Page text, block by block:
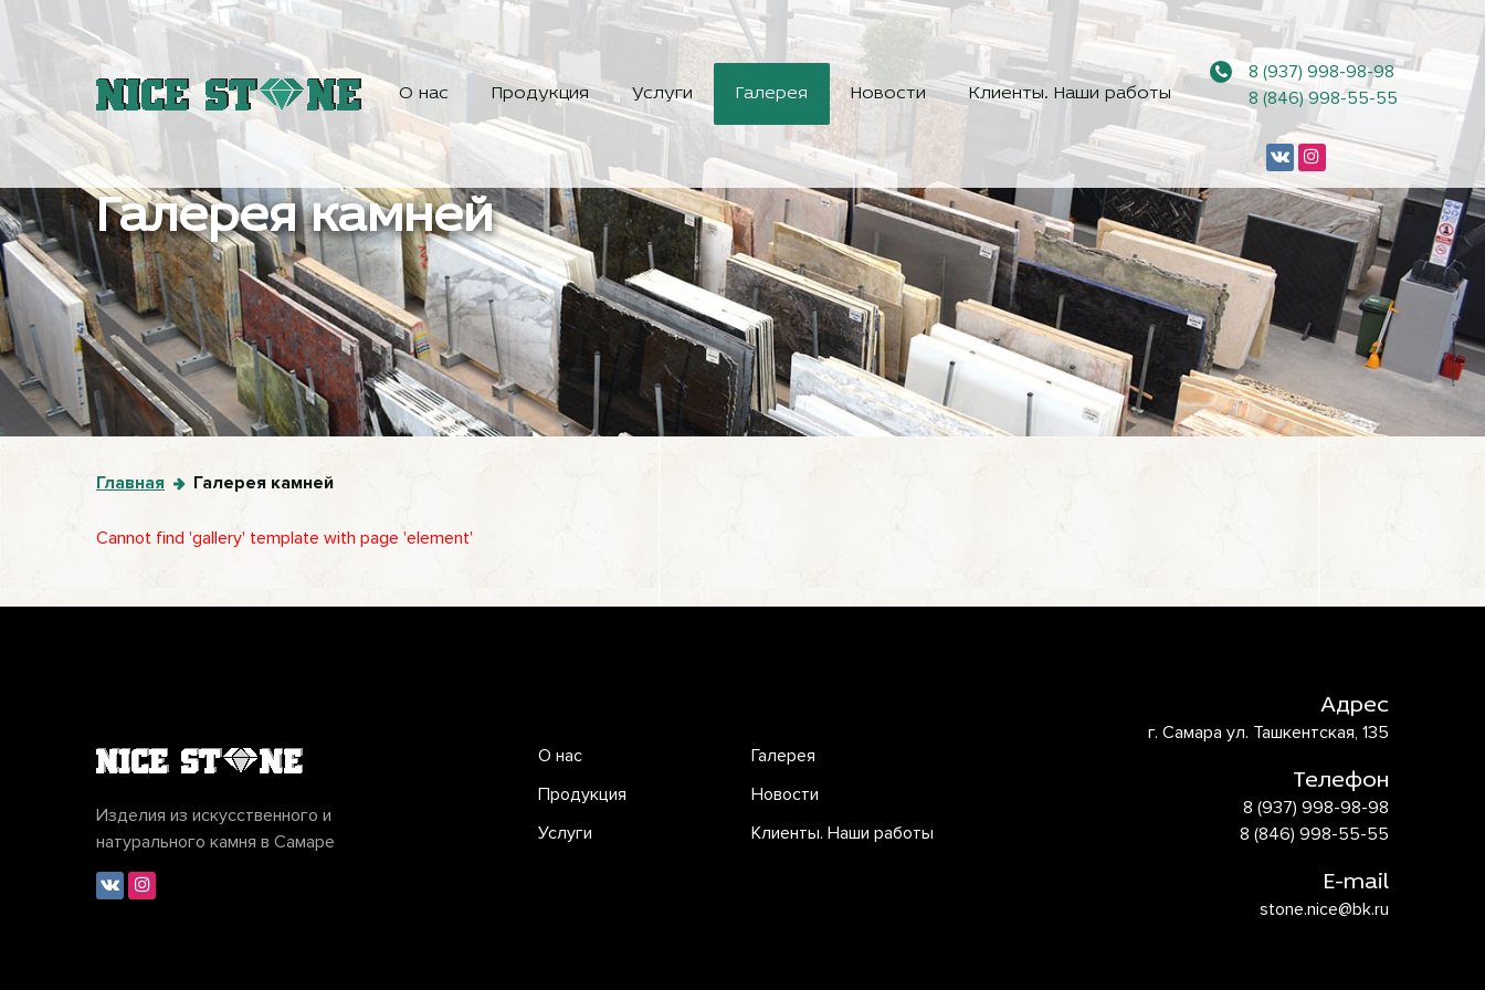
О нас Продукция Услуги Галерея Новости Клиенты. Наши работы
8 (937) 998-98-98
8 (846) 998-55-55
Галерея камней
Главная Галерея камней
Cannot find 'gallery' template with page 'element'
Изделия из искусственного и
натурального камня в Самаре
О нас
Продукция
Услуги
Галерея
Новости
Клиенты. Наши работы
Адрес
г. Самара ул. Ташкентская, 135
Телефон
8 (937) 998-98-98
8 (846) 998-55-55
E-mail
stone.nice@bk.ru